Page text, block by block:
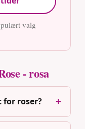
valg
- rosa
for roser?